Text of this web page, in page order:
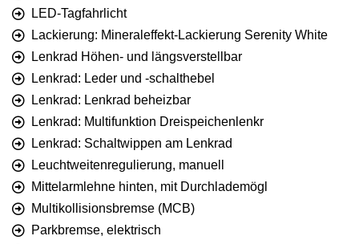
LED-Tagfahrlicht
Lackierung: Mineraleffekt-Lackierung Serenity White
Lenkrad Höhen- und längsverstellbar
Lenkrad: Leder und -schalthebel
Lenkrad: Lenkrad beheizbar
Lenkrad: Multifunktion Dreispeichenlenkr
Lenkrad: Schaltwippen am Lenkrad
Leuchtweitenregulierung, manuell
Mittelarmlehne hinten, mit Durchlademögl
Multikollisionsbremse (MCB)
Parkbremse, elektrisch